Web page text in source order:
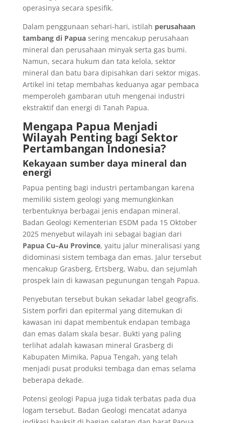
operasinya secara spesifik.
Dalam penggunaan sehari-hari, istilah perusahaan
tambang di Papuasering mencakup perusahaan
mineral dan perusahaan minyak serta gas bumi.
Namun, secara hukum dan tata kelola, sektor
mineral dan batu bara dipisahkan dari sektor migas.
Artikel ini tetap membahas keduanya agar pembaca
memperoleh gambaran utuh mengenai industri
ekstraktif dan energi di Tanah Papua.
Mengapa Papua Menjadi
Wilayah Penting bagi Sektor
Pertambangan Indonesia?
Kekayaan sumber daya mineral dan
energi
Papua penting bagi industri pertambangan karena
memiliki sistem geologi yang memungkinkan
terbentuknya berbagai jenis endapan mineral.
Badan Geologi Kementerian ESDM pada 15 Oktober
2025 menyebut wilayah ini sebagai bagian dari
Papua Cu–Au Province, yaitu jalur mineralisasi yang
didominasi sistem tembaga dan emas. Jalur tersebut
mencakup Grasberg, Ertsberg, Wabu, dan sejumlah
prospek lain di kawasan pegunungan tengah Papua.
Penyebutan tersebut bukan sekadar label geografis.
Sistem porfiri dan epitermal yang ditemukan di
kawasan ini dapat membentuk endapan tembaga
dan emas dalam skala besar. Bukti yang paling
terlihat adalah kawasan mineral Grasberg di
Kabupaten Mimika, Papua Tengah, yang telah
menjadi pusat produksi tembaga dan emas selama
beberapa dekade.
Potensi geologi Papua juga tidak terbatas pada dua
logam tersebut. Badan Geologi mencatat adanya